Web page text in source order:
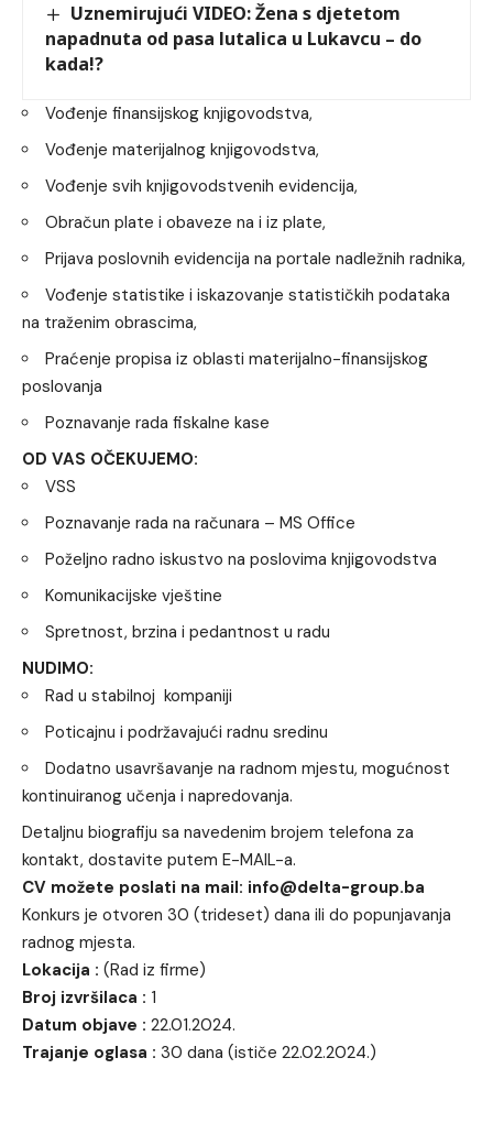
Uznemirujući VIDEO: Žena s djetetom
napadnuta od pasa lutalica u Lukavcu – do
kada!?
Vođenje finansijskog knjigovodstva,
Vođenje materijalnog knjigovodstva,
Vođenje svih knjigovodstvenih evidencija,
Obračun plate i obaveze na i iz plate,
Prijava poslovnih evidencija na portale nadležnih radnika,
Vođenje statistike i iskazovanje statističkih podataka
na traženim obrascima,
Praćenje propisa iz oblasti materijalno-finansijskog
poslovanja
Poznavanje rada fiskalne kase
OD VAS OČEKUJEMO:
VSS
Poznavanje rada na računara – MS Office
Poželjno radno iskustvo na poslovima knjigovodstva
Komunikacijske vještine
Spretnost, brzina i pedantnost u radu
NUDIMO:
Rad u stabilnoj kompaniji
Poticajnu i podržavajući radnu sredinu
Dodatno usavršavanje na radnom mjestu, mogućnost
kontinuiranog učenja i napredovanja.
Detaljnu biografiju sa navedenim brojem telefona za
kontakt, dostavite putem E-MAIL-a.
CV možete poslati na mail: info@delta-group.ba
Konkurs je otvoren 30 (trideset) dana ili do popunjavanja
radnog mjesta.
Lokacija : (Rad iz firme)
Broj izvršilaca : 1
Datum objave : 22.01.2024.
Trajanje oglasa : 30 dana (ističe 22.02.2024.)